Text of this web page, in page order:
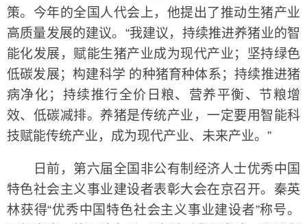
策。今年的全国人代会上，他提出了推动生猪产业
高质量发展的建议。“我建议，持续推进养猪业的智
能化发展，赋能生猪产业成为现代产业；坚持绿色
低碳发展；构建科学 的种猪育种体系；持续推进猪
病净化；持续推行全价日粮、营养平衡、节粮增
效、低碳减排。养猪是传统产业，一定要用智能科
技赋能传统产业，成为现代产业、未来产业。”
日前，第六届全国非公有制经济人士优秀中国
特色社会主义事业建设者表彰大会在京召开。秦英
林获得“优秀中国特色社会主义事业建设者”称号。